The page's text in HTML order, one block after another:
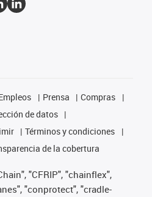
Prensa
Compras
de datos
Términos y condiciones
de la cobertura
"CFRIP", "chainflex",
"conprotect", "cradle-